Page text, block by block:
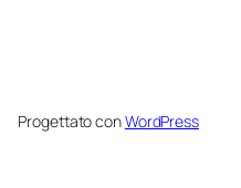
Progettato conWordPress